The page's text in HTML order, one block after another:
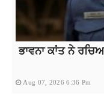
ਭਾਵਨਾ ਕਾਂਤ ਨੇ
Aug 07, 2026 6:36 Pm